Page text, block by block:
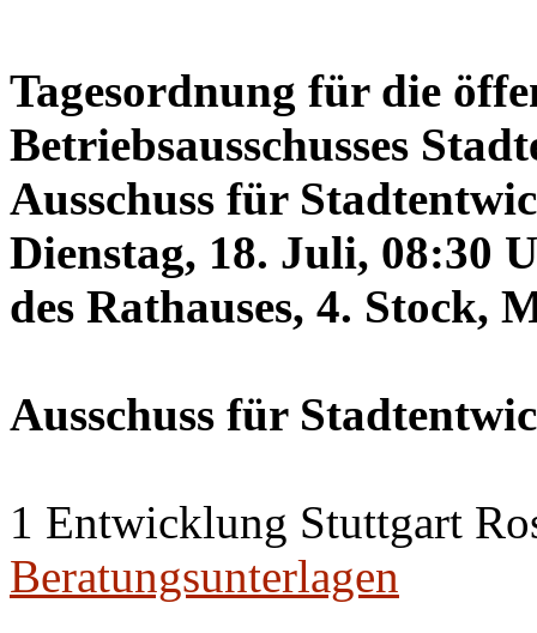
Tagesordnung für die
Betriebsausschusses
Ausschuss für
Dienstag, 18. Juli, 08:30
des Rathauses, 4. Stock,
Ausschuss für
1 Entwicklung Stuttgart
Beratungsunterlagen